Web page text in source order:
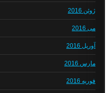
ژوئن 2016
می 2016
آوریل 2016
مارس 2016
فوریه 2016